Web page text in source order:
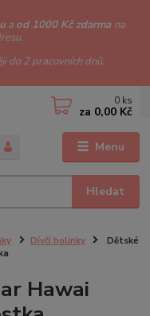
a od 1000 Kč zdarma na
do 2 pracovních dnů.
Menu
Hledat
0 ks
za 0,00 Kč
Dívčí holínky
Dětské
Hawai